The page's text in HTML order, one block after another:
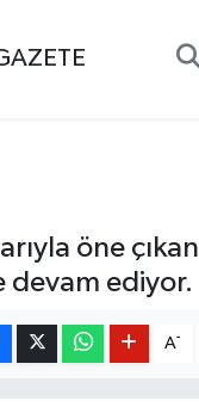
öne çıkan
devam ediyor.
A-